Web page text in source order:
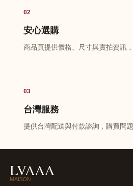
02
安心選購
商品頁提供價格、尺寸與實拍資訊
03
台灣服務
提供台灣配送與付款諮詢，購買問
LVAAA
MAISON